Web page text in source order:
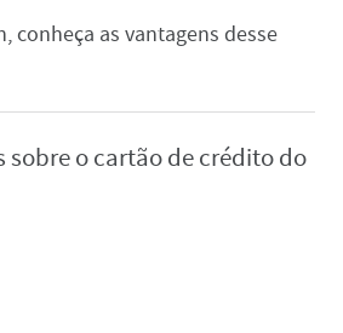
conheça as vantagens desse
sobre o cartão de crédito do